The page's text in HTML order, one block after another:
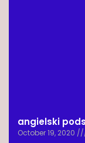
angielski
October 19, 2020